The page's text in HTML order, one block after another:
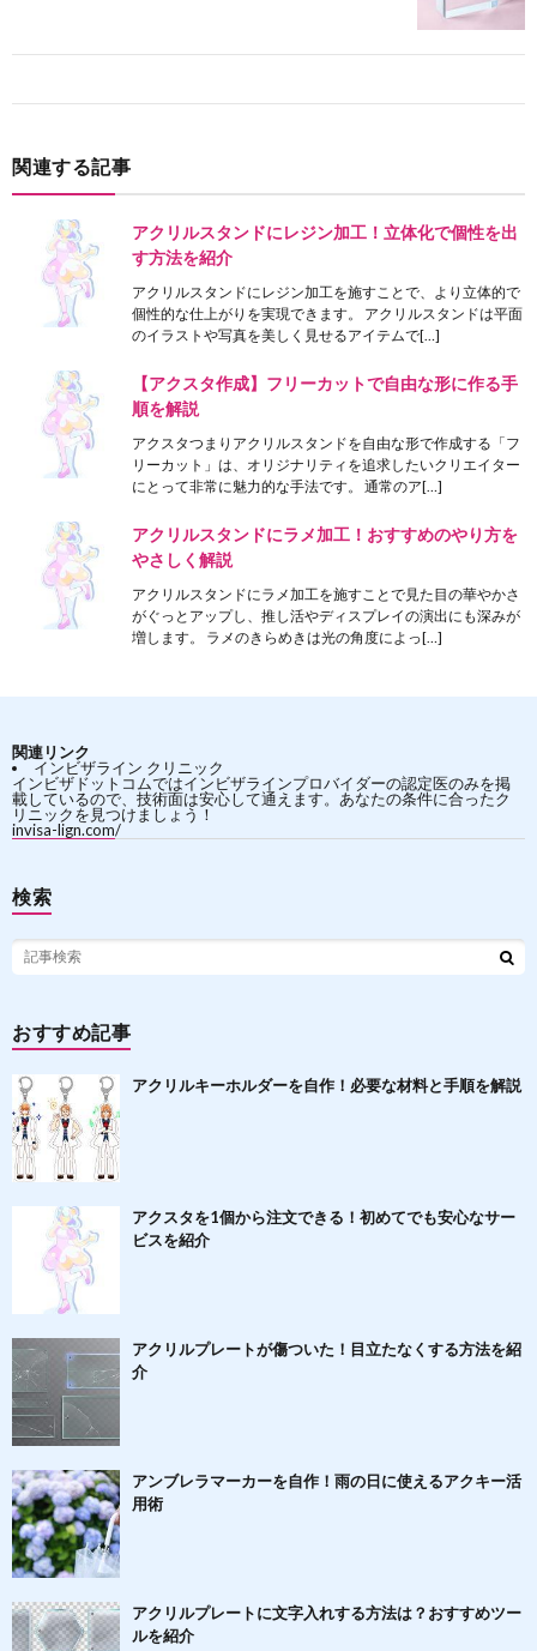
関連する記事
アクリルスタンドにレジン加工！立体化で個性を出
す方法を紹介
アクリルスタンドにレジン加工を施すことで、より立体的で
個性的な仕上がりを実現できます。 アクリルスタンドは平面
のイラストや写真を美しく見せるアイテムで[…]
【アクスタ作成】フリーカットで自由な形に作る手
順を解説
アクスタつまりアクリルスタンドを自由な形で作成する「フ
リーカット」は、オリジナリティを追求したいクリエイター
にとって非常に魅力的な手法です。 通常のア[…]
アクリルスタンドにラメ加工！おすすめのやり方を
やさしく解説
アクリルスタンドにラメ加工を施すことで見た目の華やかさ
がぐっとアップし、推し活やディスプレイの演出にも深みが
増します。 ラメのきらめきは光の角度によっ[…]
関連リンク
インビザライン クリニック
インビザドットコムではインビザラインプロバイダーの認定医のみを掲
載しているので、技術面は安心して通えます。あなたの条件に合ったク
リニックを見つけましょう！
invisa-lign.com/
検索
おすすめ記事
アクリルキーホルダーを自作！必要な材料と手順を解説
アクスタを1個から注文できる！初めてでも安心なサー
ビスを紹介
アクリルプレートが傷ついた！目立たなくする方法を紹
介
アンブレラマーカーを自作！雨の日に使えるアクキー活
用術
アクリルプレートに文字入れする方法は？おすすめツー
ルを紹介